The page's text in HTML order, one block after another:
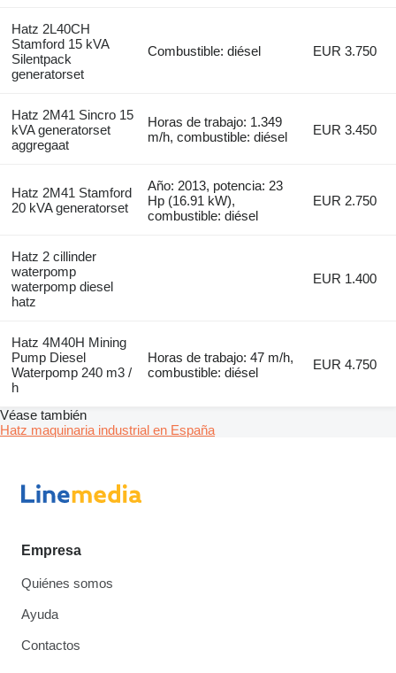
Hatz 2L40CH
Stamford 15 kVA
Silentpack
generatorset
Combustible: diésel EUR 3.750
Hatz 2M41 Sincro 15
kVA generatorset
aggregaat
Horas de trabajo: 1.349
m/h, combustible: diésel
EUR 3.450
Hatz 2M41 Stamford
20 kVA generatorset
Año: 2013, potencia: 23
Hp (16.91 kW),
combustible: diésel
EUR 2.750
Hatz 2 cillinder
waterpomp
waterpomp diesel
hatz
EUR 1.400
Hatz 4M40H Mining
Pump Diesel
Waterpomp 240 m3 /
h
Horas de trabajo: 47 m/h,
combustible: diésel
EUR 4.750
Véase también
Hatz maquinaria industrial en España
Empresa
Quiénes somos
Ayuda
Contactos